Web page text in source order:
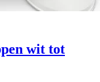
wit tot